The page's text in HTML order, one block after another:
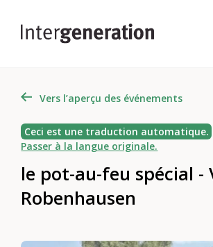
Vers l’aperçu des événements
Ceci est une traduction automatique.
Passer à la langue originale.
le pot-au-feu spécial -
Robenhausen